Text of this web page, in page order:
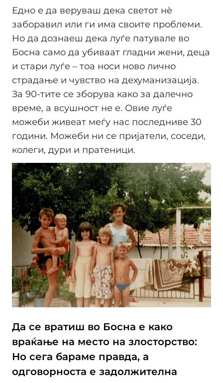
Едно е да веруваш дека светот нè
заборавил или ги има своите проблеми.
Но да дознаеш дека луѓе патувале во
Босна само да убиваат гладни жени, деца
и стари луѓе – тоа носи ново лично
страдање и чувство на дехуманизација.
За 90-тите се зборува како за далечно
време, а всушност не е. Овие луѓе
можеби живеат меѓу нас последниве 30
години. Можеби ни се пријатели, соседи,
колеги, дури и пратеници.
Да се вратиш во Босна е како
враќање на место на злосторство:
Но сега бараме правда, а
одговорноста е задолжителна